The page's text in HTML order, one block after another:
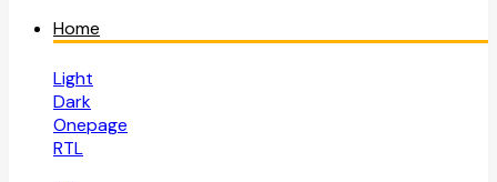
Home
Light
Dark
Onepage
RTL